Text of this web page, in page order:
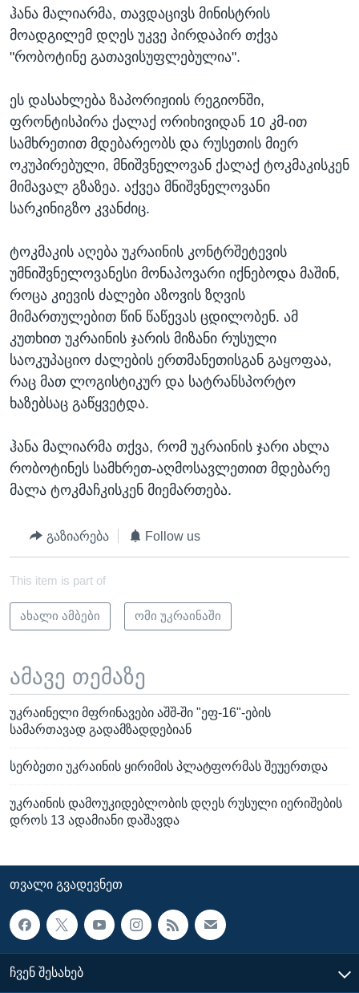
ჰანა მალიარმა, თავდაცივს მინისტრის
მოადგილემ დღეს უკვე პირდაპირ თქვა
"რობოტინე გათავისუფლებულია".
ეს დასახლება ზაპორიჟიის რეგიონში,
ფრონტისპირა ქალაქ ორიხივიდან 10 კმ-ით
სამხრეთით მდებარეობს და რუსეთის მიერ
ოკუპირებული, მნიშვნელოვან ქალაქ ტოკმაკისკენ
მიმავალ გზაზეა. აქვეა მნიშვნელოვანი
სარკინიგზო კვანძიც.
ტოკმაკის აღება უკრაინის კონტრშეტევის
უმნიშვნელოვანესი მონაპოვარი იქნებოდა მაშინ,
როცა კიევის ძალები აზოვის ზღვის
მიმართულებით წინ წაწევას ცდილობენ. ამ
კუთხით უკრაინის ჯარის მიზანი რუსული
საოკუპაციო ძალების ერთმანეთისგან გაყოფაა,
რაც მათ ლოგისტიკურ და სატრანსპორტო
ხაზებსაც გაწყვეტდა.
ჰანა მალიარმა თქვა, რომ უკრაინის ჯარი ახლა
რობოტინეს სამხრეთ-აღმოსავლეთით მდებარე
მალა ტოკმაჩკისკენ მიემართება.
გაზიარება Follow us
This item is part of
ახალი ამბები ომი უკრაინაში
ამავე თემაზე
უკრაინელი მფრინავები აშშ-ში "ეფ-16"-ების
სამართავად გადამზადდებიან
სერბეთი უკრაინის ყირიმის პლატფორმას შეუერთდა
უკრაინის დამოუკიდებლობის დღეს რუსული იერიშების
დროს 13 ადამიანი დაშავდა
ᲗᲕᲐᲚᲘ ᲒᲕᲐᲓᲔᲕᲜᲔᲗ
ᲩᲕᲔᲜ ᲨᲔᲡᲐᲮᲔᲑ